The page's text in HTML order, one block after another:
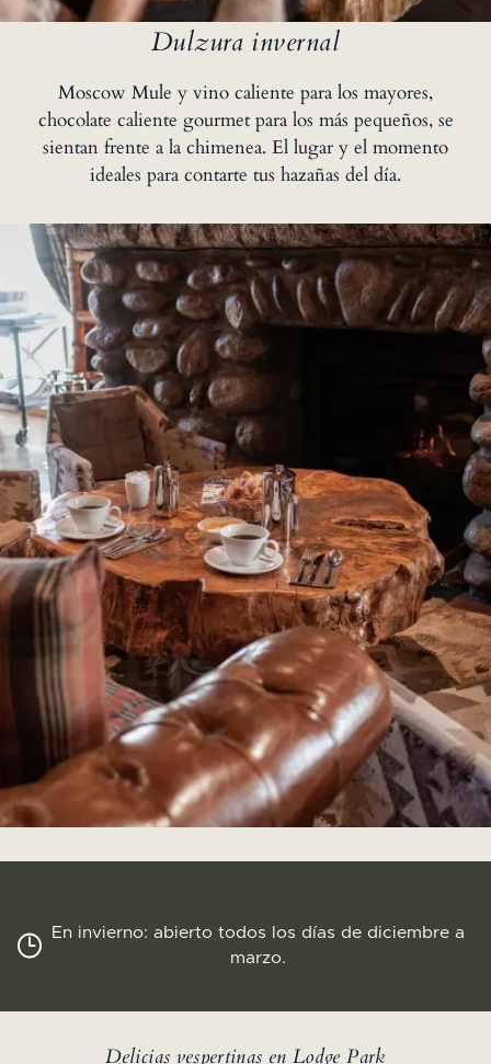
Dulzura invernal
Moscow Mule y vino caliente para los mayores,
chocolate caliente gourmet para los más pequeños, se
sientan frente a la chimenea. El lugar y el momento
ideales para contarte tus hazañas del día.
En invierno: abierto todos los días de diciembre a
marzo.
Delicias vespertinas en Lodge Park